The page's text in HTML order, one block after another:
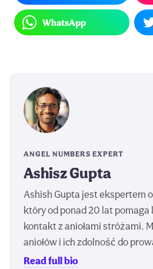
WhatsApp
ANGEL NUMBERS EXPERT
Ashisz Gupta
Ashish Gupta jest ekspertem
który od ponad 20 lat
kontakt z aniołami stróżami.
aniołów i ich zdolność do
Read full bio